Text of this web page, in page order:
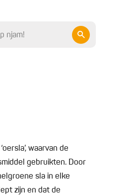
waarvan de
gebruikten. Door
sla in elke
zijn en dat de